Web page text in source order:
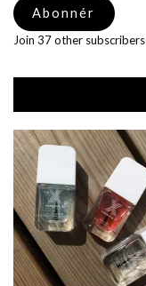
Abonnér
Join 37 other subscribers